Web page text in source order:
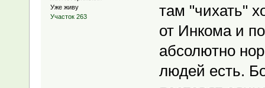
Уже живу
Участок 263
там "чихать"
от Инкома и
абсолютно
людей есть.